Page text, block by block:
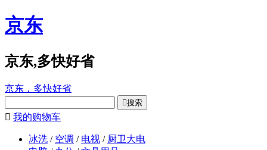
京东
京东,多快好省
京东，多快好省
搜索
 我的购物车
冰洗 / 空调 / 电视 / 厨卫大电